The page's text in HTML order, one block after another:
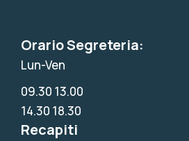
Orario Segreteria:
Lun-Ven
09.30 13.00
14.30 18.30
Recapiti